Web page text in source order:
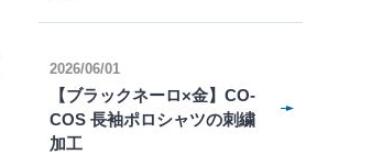
2026/06/01
【ブラックネーロ×金】CO-
COS 長袖ポロシャツの刺繍
加工